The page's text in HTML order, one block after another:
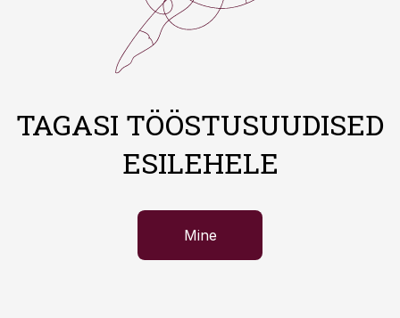
TAGASI TÖÖSTUSUUDISED
ESILEHELE
Mine